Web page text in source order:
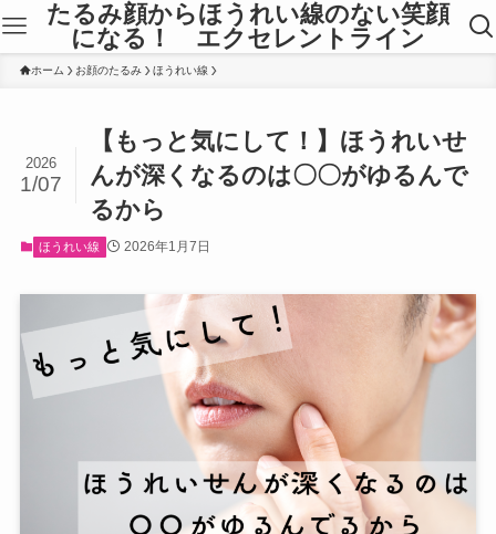
たるみ顔からほうれい線のない笑顔
になる！ エクセレントライン
ホーム お顔のたるみ ほうれい線
【もっと気にして！】ほうれいせ
んが深くなるのは〇〇がゆるんで
るから
2026
1/07
ほうれい線 2026年1月7日